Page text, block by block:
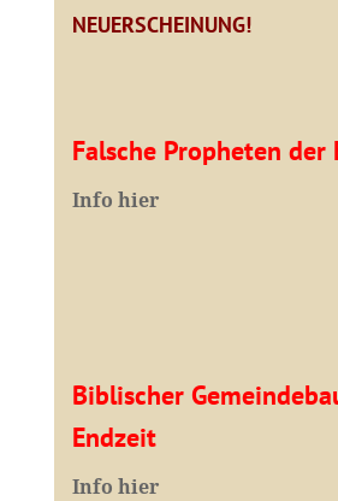
NEUERSCHEINUNG!
Falsche Propheten der
Info hier
Biblischer
Endzeit
Info hier